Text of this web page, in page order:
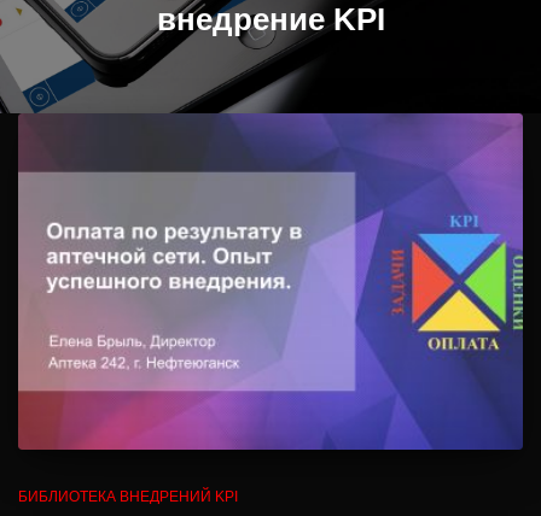
внедрение KPI
БИБЛИОТЕКА ВНЕДРЕНИЙ KPI